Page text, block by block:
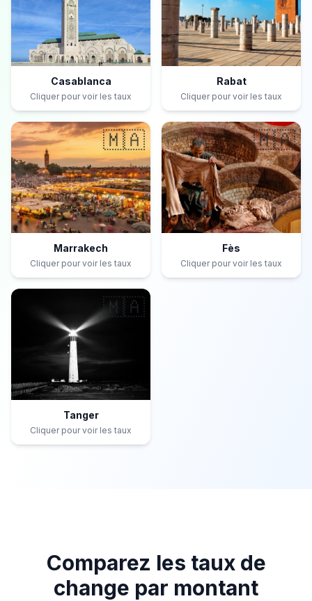
Casablanca
Cliquer pour voir les taux
Rabat
Cliquer pour voir les taux
🇲🇦
Marrakech
Cliquer pour voir les taux
🇲🇦
Fès
Cliquer pour voir les taux
🇲🇦
Tanger
Cliquer pour voir les taux
Comparez les taux de
change par montant